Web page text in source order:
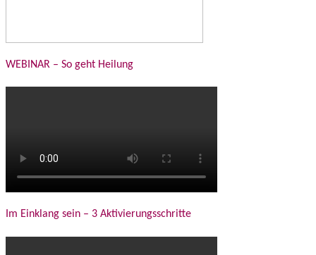
WEBINAR – So geht Heilung
Im Einklang sein – 3 Aktivierungsschritte